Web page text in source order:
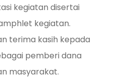
kegiatan disertai
kegiatan.
terima kasih kepada
pemberi dana
masyarakat.